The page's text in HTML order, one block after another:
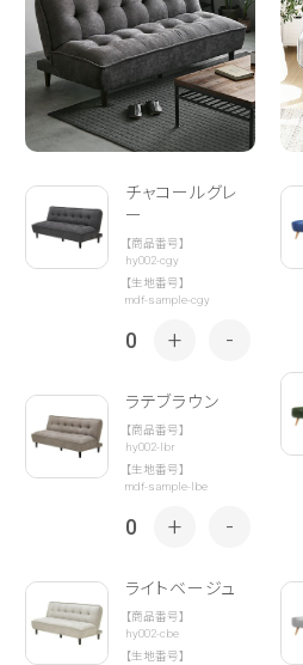
チャコールグレ
ー
【商品番号】
hy002-cgy
【生地番号】
mdf-sample-cgy
0 + -
ラテブラウン
【商品番号】
hy002-lbr
【生地番号】
mdf-sample-lbe
0 + -
ライトベージュ
【商品番号】
hy002-cbe
【生地番号】